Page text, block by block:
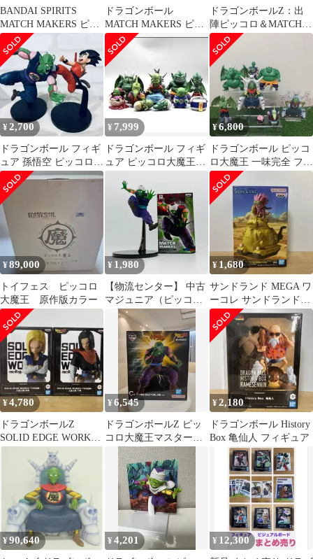
BANDAI SPIRITS
MATCH MAKERS ピッ
コロ大魔王
ドラゴンボール
MATCH MAKERS ピッ
コロ大魔王 フィギュア
ドラゴンボールZ：出
陣ピッコロ＆MATCH
MAKERSフィギュア３
点セット
¥2,700
ドラゴンボール フィギ
ュア 孫悟空 ピッコロ大
魔王 2体セットマッチ
メーカーズ
¥ 7,999
ドラゴンボール フィギ
ュア ピッコロ大魔王
¥6,800
ドラゴンボール ピッコ
ロ大魔王 一味完全 フィ
ギュア アクリルスタ
ンドセット
¥89,000
トイフェス ピッコロ
大魔王 原作版カラー
¥ 1,980
【物流センター】 中古
マジュニア（ピッコ
ロ）「ドラゴンボー
ル」MATCHMAKERS-
MAJUNIOR-
¥ 1,680
サンドランド MEGA ワ
ーコレ サンドランド王
国軍戦車隊104号車
¥4,780
ドラゴンボールZ
SOLID EDGE WORKS
¥6,545
ドラゴンボールZ ピッ
コロ大魔王マスターラ
イズ フィギュア
¥2,180
ドラゴンボール History
Box 亀仙人 フィギュア
¥90,640 ¥4,201 ¥ 12,300